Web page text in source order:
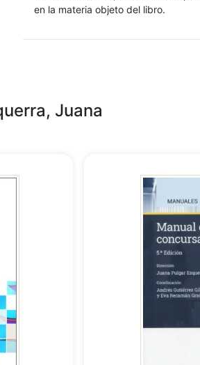
en la materia objeto del libro.
Juana